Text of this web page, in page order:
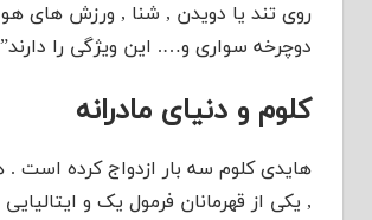
روی تند یا دویدن , شنا , ورزش های
دوچرخه سواری و…. این ویژگی را دارند”
کلوم و دنیای مادرانه
هایدی کلوم سه بار ازدواج کرده است
, یکی از قهرمانان فرمول یک و